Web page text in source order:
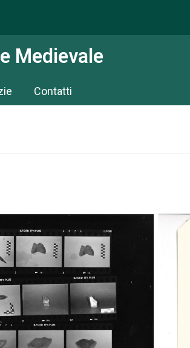
Medievale
Contatti